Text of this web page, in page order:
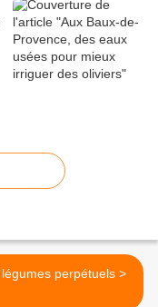
Les légumes perpétuels >